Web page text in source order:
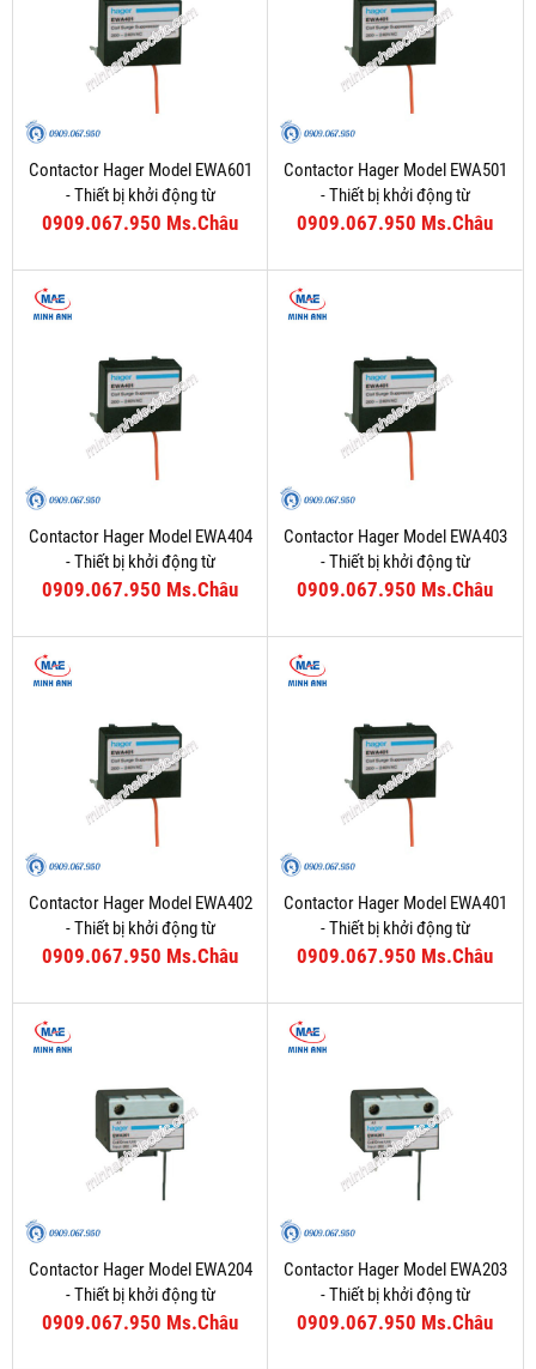
Contactor Hager Model EWA601
- Thiết bị khởi động từ
0909.067.950 Ms.Châu
Contactor Hager Model EWA501
- Thiết bị khởi động từ
0909.067.950 Ms.Châu
Contactor Hager Model EWA404
- Thiết bị khởi động từ
0909.067.950 Ms.Châu
Contactor Hager Model EWA403
- Thiết bị khởi động từ
0909.067.950 Ms.Châu
Contactor Hager Model EWA402
- Thiết bị khởi động từ
0909.067.950 Ms.Châu
Contactor Hager Model EWA401
- Thiết bị khởi động từ
0909.067.950 Ms.Châu
Contactor Hager Model EWA204
- Thiết bị khởi động từ
0909.067.950 Ms.Châu
Contactor Hager Model EWA203
- Thiết bị khởi động từ
0909.067.950 Ms.Châu